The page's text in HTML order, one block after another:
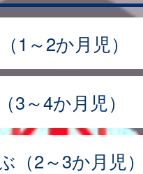
1～2か月児）
～4か月児）
（2～3か月児